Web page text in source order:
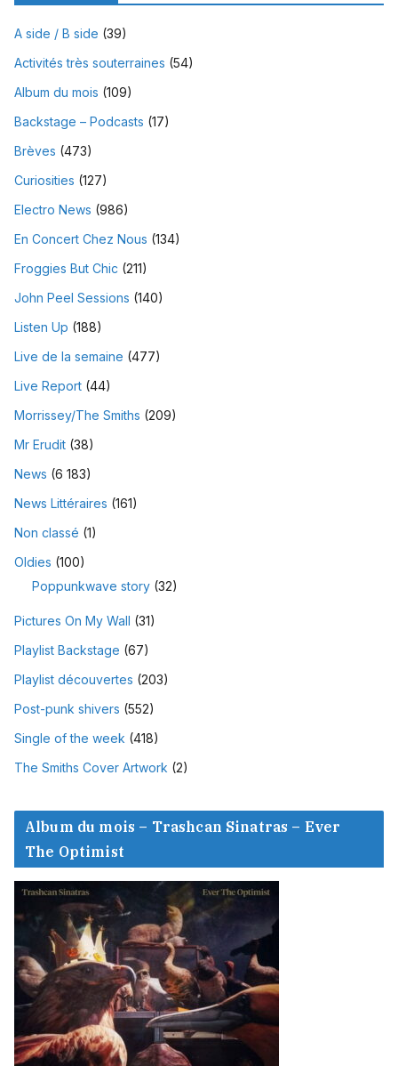
A side / B side (39)
Activités très souterraines (54)
Album du mois (109)
Backstage – Podcasts (17)
Brèves (473)
Curiosities (127)
Electro News (986)
En Concert Chez Nous (134)
Froggies But Chic (211)
John Peel Sessions (140)
Listen Up (188)
Live de la semaine (477)
Live Report (44)
Morrissey/The Smiths (209)
Mr Erudit (38)
News (6 183)
News Littéraires (161)
Non classé (1)
Oldies (100)
Poppunkwave story (32)
Pictures On My Wall (31)
Playlist Backstage (67)
Playlist découvertes (203)
Post-punk shivers (552)
Single of the week (418)
The Smiths Cover Artwork (2)
Album du mois – Trashcan Sinatras – Ever
The Optimist